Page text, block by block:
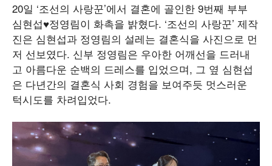
20일 ‘조선의 사랑꾼’에서 결혼에 골인한 9번째 부부
심현섭♥정영림이 화촉을 밝혔다. ‘조선의 사랑꾼’ 제작
진은 심현섭과 정영림의 설레는 결혼식을 사진으로 먼
저 선보였다. 신부 정영림은 우아한 어깨선을 드러내
고 아름다운 순백의 드레스를 입었으며, 그 옆 심현섭
은 다년간의 결혼식 사회 경험을 보여주듯 멋스러운
턱시도를 차려입었다.